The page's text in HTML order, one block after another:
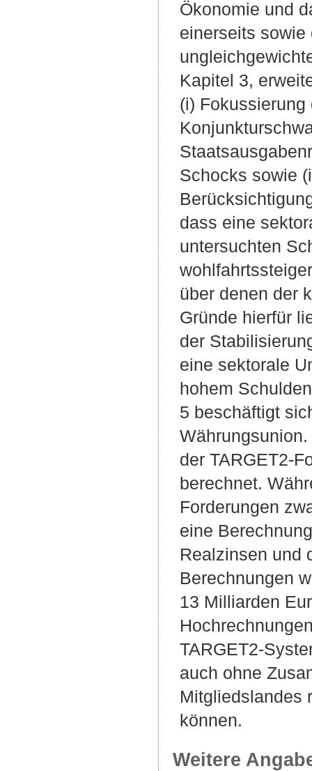
Ökonomie und
einerseits sowie
Kapitel 3,
(i)
Schocks sowie
dass eine
untersuchten
über denen der
Gründe hierfür
der
eine sektorale
hohem
5 beschäftigt
der TARGET2-
berechnet.
Forderungen
eine
Realzinsen und
Berechnungen
13 Milliarden
TARGET2-
auch ohne
Mitgliedslandes
können.
Weitere